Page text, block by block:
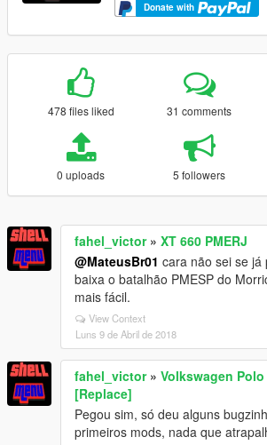
Donate with
478 files liked 31 comments
0 uploads 5 followers
fahel_victor» XT 660 PMERJ
@MateusBr01 cara não sei se já
baixa o batalhão PMESP do
mais fácil.
View Context
Luns 9 de Abril de 2018
fahel_victor» Volkswagen
[Replace]
Pegou sim, só deu alguns
primeiros mods, nada que